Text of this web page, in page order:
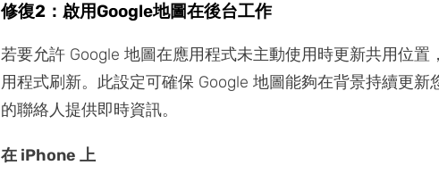
修復2：啟用Google地圖在後台工作
若要允許 Google 地圖在應用程式未主動使用時更新共用位置
用程式刷新。此設定可確保 Google 地圖能夠在背景持續更新
的聯絡人提供即時資訊。
在 iPhone 上